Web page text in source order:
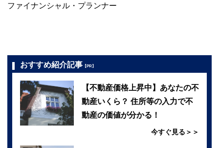
ファイナンシャル・プランナー
おすすめ紹介記事 【PR】
【不動産価格上昇中】あなたの不
動産いくら？ 住所等の入力で不
動産の価値が分かる！
今すぐ見る＞＞